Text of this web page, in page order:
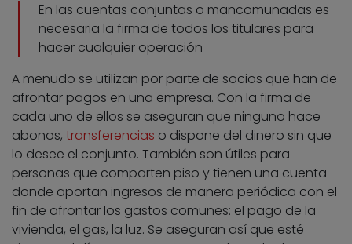
En las cuentas conjuntas o mancomunadas es
necesaria la firma de todos los titulares para
hacer cualquier operación
A menudo se utilizan por parte de socios que han de
afrontar pagos en una empresa. Con la firma de
cada uno de ellos se aseguran que ninguno hace
abonos, transferencias o dispone del dinero sin que
lo desee el conjunto. También son útiles para
personas que comparten piso y tienen una cuenta
donde aportan ingresos de manera periódica con el
fin de afrontar los gastos comunes: el pago de la
vivienda, el gas, la luz. Se aseguran así que esté